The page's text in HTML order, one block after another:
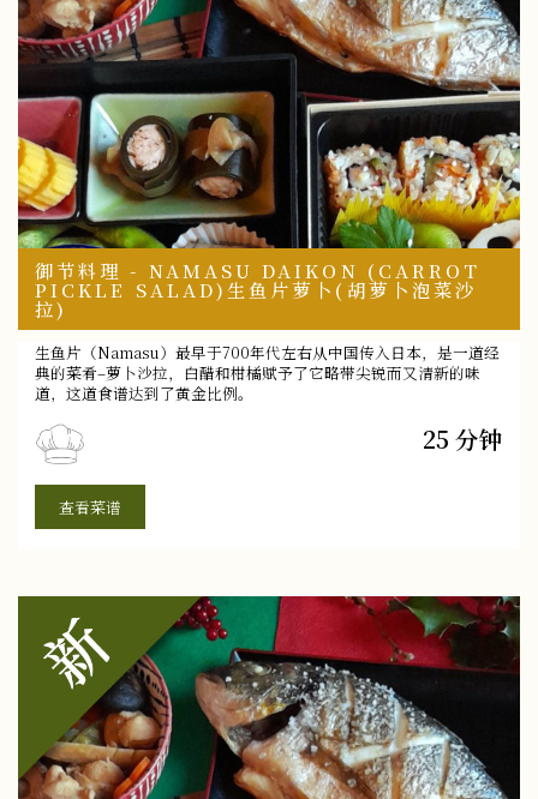
御节料理 - NAMASU DAIKON (CARROT
PICKLE SALAD)生鱼片萝卜(胡萝卜泡菜沙
拉)
生鱼片（Namasu）最早于700年代左右从中国传入日本，是一道经
典的菜肴–萝卜沙拉，白醋和柑橘赋予了它略带尖锐而又清新的味
道，这道食谱达到了黄金比例。
25 分钟
查看菜谱